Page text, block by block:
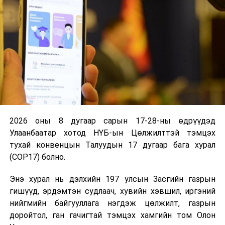
2026 оны 8 дугаар сарын 17-28-ны өдрүүдэд
Улаанбаатар хотод НҮБ-ын Цөлжилттэй тэмцэх
тухай конвенцын Талуудын 17 дугаар бага хурал
(COP17) болно.
Энэ хурал нь дэлхийн 197 улсын Засгийн газрын
гишүүд, эрдэмтэн судлаач, хувийн хэвшил, иргэний
нийгмийн байгууллага нэгдэж цөлжилт, газрын
доройтол, ган гачигтай тэмцэх хамгийн том Олон